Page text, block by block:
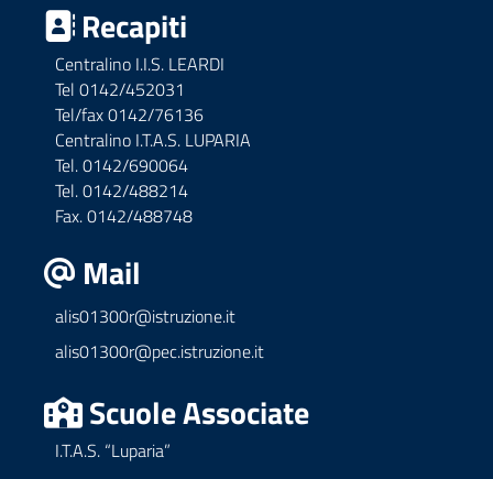
Recapiti
Centralino I.I.S. LEARDI
Tel 0142/452031
Tel/fax 0142/76136
Centralino I.T.A.S. LUPARIA
Tel. 0142/690064
Tel. 0142/488214
Fax. 0142/488748
Mail
alis01300r@istruzione.it
alis01300r@pec.istruzione.it
Scuole Associate
I.T.A.S. “Luparia”